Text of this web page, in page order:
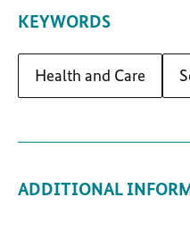
KEYWORDS
Health and Care
ADDITIONAL